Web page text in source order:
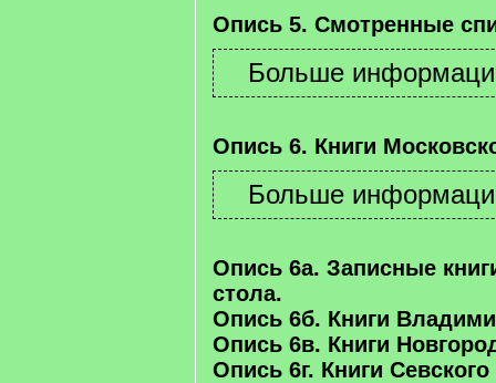
Опись 5. Смотренные
Опись 6. Книги
Опись 6а. Записные
стола.
Опись 6б. Книги
Опись 6в. Книги
Опись 6г. Книги Севского